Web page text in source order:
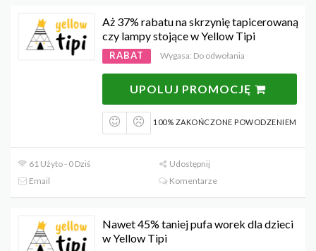
Aż 37% rabatu na skrzynię tapicerowaną
czy lampy stojące w Yellow Tipi
RABAT Wygasa: Do odwołania
UPOLUJ PROMOCJĘ
100% ZAKOŃCZONE POWODZENIEM
61 Użyto - 0 Dziś
Udostępnij
Email
Komentarze
Nawet 45% taniej pufa worek dla dzieci
w Yellow Tipi